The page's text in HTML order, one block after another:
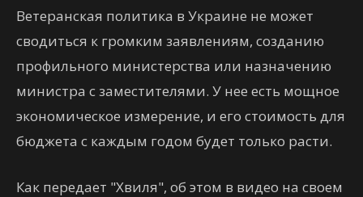
Ветеранская политика в Украине не может
сводиться к громким заявлениям, созданию
профильного министерства или назначению
министра с заместителями. У нее есть мощное
экономическое измерение, и его стоимость для
бюджета с каждым годом будет только расти.
Как передает "Хвиля", об этом в видео на своем